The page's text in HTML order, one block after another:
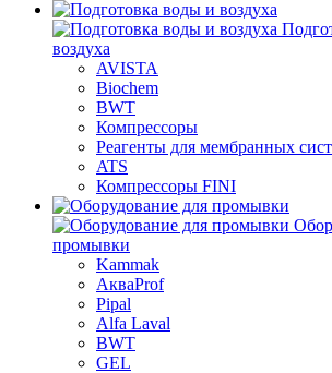
воздуха
AVISTA
Biochem
BWT
Компрессоры
Реагенты для мембранных
ATS
Компрессоры FINI
промывки
Kammak
АкваProf
Pipal
Alfa Laval
BWT
GEL